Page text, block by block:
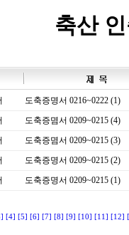
축산
도축증명서 0216~0222 (1)
도축증몀서 0209~0215 (4)
도축증몀서 0209~0215 (3)
도축증명서 0209~0215 (2)
도축증명서 0209~0215 (1)
[4] [5] [6] [7] [8] [9] [10] [11] [12]